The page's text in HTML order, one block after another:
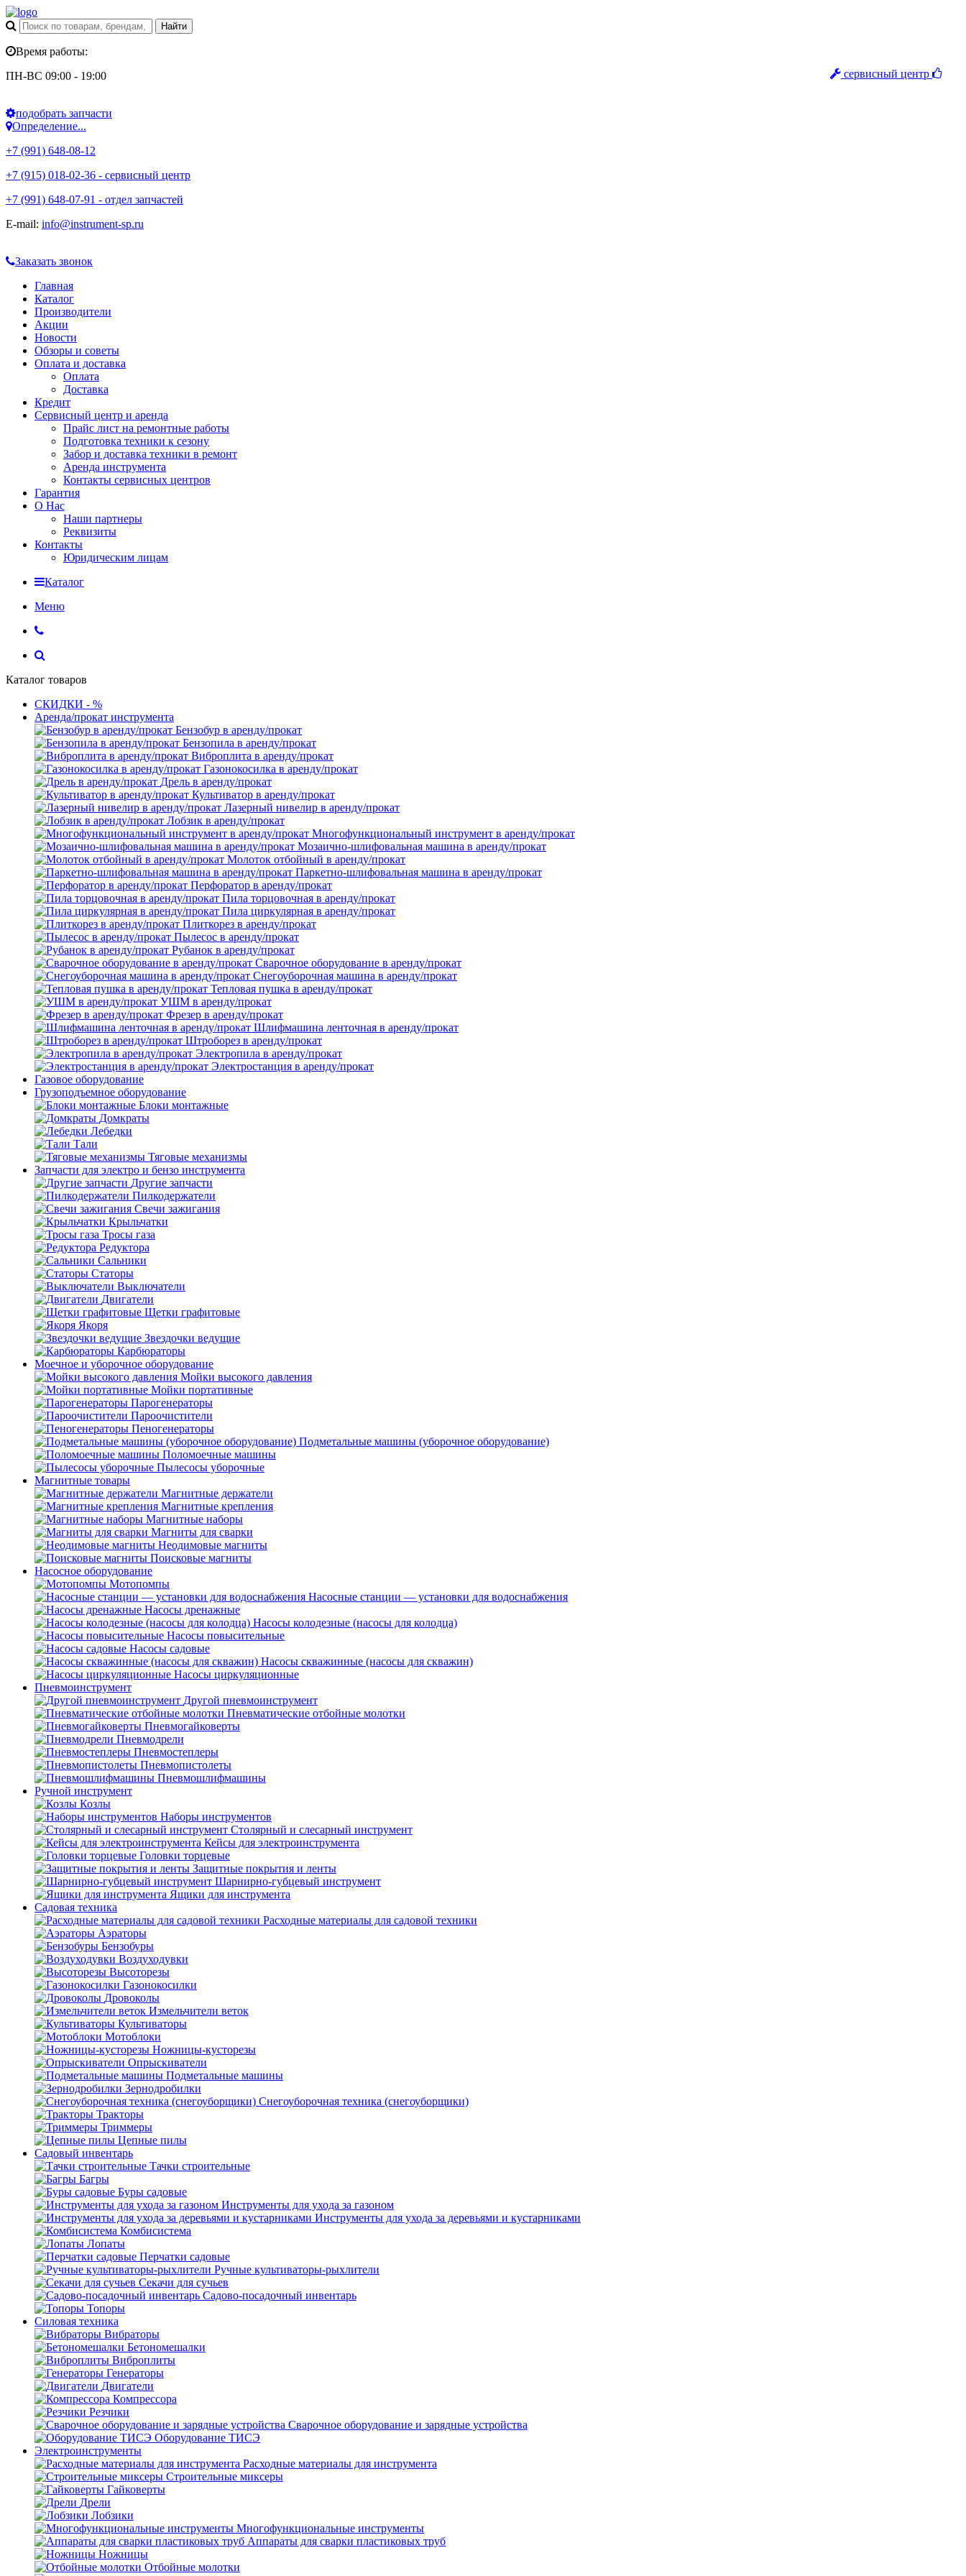
сервисный центр
Время работы:
ПН-ВС 09:00 - 19:00
подобрать запчасти
Определение...
+7 (991) 648-08-12
+7 (915) 018-02-36 - сервисный центр
+7 (991) 648-07-91 - отдел запчастей
E-mail: info@instrument-sp.ru
Заказать звонок
Главная
Каталог
Производители
Акции
Новости
Обзоры и советы
Оплата и доставка
Оплата
Доставка
Кредит
Сервисный центр и аренда
Прайс лист на ремонтные работы
Подготовка техники к сезону
Забор и доставка техники в ремонт
Аренда инструмента
Контакты сервисных центров
Гарантия
О Нас
Наши партнеры
Реквизиты
Контакты
Юридическим лицам
Каталог
Меню
Каталог товаров
СКИДКИ - %
Аренда/прокат инструмента
Бензобур в аренду/прокат
Бензопила в аренду/прокат
Виброплита в аренду/прокат
Газонокосилка в аренду/прокат
Дрель в аренду/прокат
Культиватор в аренду/прокат
Лазерный нивелир в аренду/прокат
Лобзик в аренду/прокат
Многофункциональный инструмент в аренду/прокат
Мозаично-шлифовальная машина в аренду/прокат
Молоток отбойный в аренду/прокат
Паркетно-шлифовальная машина в аренду/прокат
Перфоратор в аренду/прокат
Пила торцовочная в аренду/прокат
Пила циркулярная в аренду/прокат
Плиткорез в аренду/прокат
Пылесос в аренду/прокат
Рубанок в аренду/прокат
Сварочное оборудование в аренду/прокат
Снегоуборочная машина в аренду/прокат
Тепловая пушка в аренду/прокат
УШМ в аренду/прокат
Фрезер в аренду/прокат
Шлифмашина ленточная в аренду/прокат
Штроборез в аренду/прокат
Электропила в аренду/прокат
Электростанция в аренду/прокат
Газовое оборудование
Грузоподъемное оборудование
Блоки монтажные
Домкраты
Лебедки
Тали
Тяговые механизмы
Запчасти для электро и бензо инструмента
Другие запчасти
Пилкодержатели
Свечи зажигания
Крыльчатки
Тросы газа
Редуктора
Сальники
Статоры
Выключатели
Двигатели
Щетки графитовые
Якоря
Звездочки ведущие
Карбюраторы
Моечное и уборочное оборудование
Мойки высокого давления
Мойки портативные
Парогенераторы
Пароочистители
Пеногенераторы
Подметальные машины (уборочное оборудование)
Поломоечные машины
Пылесосы уборочные
Магнитные товары
Магнитные держатели
Магнитные крепления
Магнитные наборы
Магниты для сварки
Неодимовые магниты
Поисковые магниты
Насосное оборудование
Мотопомпы
Насосные станции — установки для водоснабжения
Насосы дренажные
Насосы колодезные (насосы для колодца)
Насосы повысительные
Насосы садовые
Насосы скважинные (насосы для скважин)
Насосы циркуляционные
Пневмоинструмент
Другой пневмоинструмент
Пневматические отбойные молотки
Пневмогайковерты
Пневмодрели
Пневмостеплеры
Пневмопистолеты
Пневмошлифмашины
Ручной инструмент
Козлы
Наборы инструментов
Столярный и слесарный инструмент
Кейсы для электроинструмента
Головки торцевые
Защитные покрытия и ленты
Шарнирно-губцевый инструмент
Ящики для инструмента
Садовая техника
Расходные материалы для садовой техники
Аэраторы
Бензобуры
Воздуходувки
Высоторезы
Газонокосилки
Дровоколы
Измельчители веток
Культиваторы
Мотоблоки
Ножницы-кусторезы
Опрыскиватели
Подметальные машины
Зернодробилки
Снегоуборочная техника (снегоуборщики)
Тракторы
Триммеры
Цепные пилы
Садовый инвентарь
Тачки строительные
Багры
Буры садовые
Инструменты для ухода за газоном
Инструменты для ухода за деревьями и кустарниками
Комбисистема
Лопаты
Перчатки садовые
Ручные культиваторы-рыхлители
Секачи для сучьев
Садово-посадочный инвентарь
Топоры
Силовая техника
Вибраторы
Бетономешалки
Виброплиты
Генераторы
Двигатели
Компрессора
Резчики
Сварочное оборудование и зарядные устройства
Оборудование ТИСЭ
Электроинструменты
Расходные материалы для инструмента
Строительные миксеры
Гайковерты
Дрели
Лобзики
Многофункциональные инструменты
Аппараты для сварки пластиковых труб
Ножницы
Отбойные молотки